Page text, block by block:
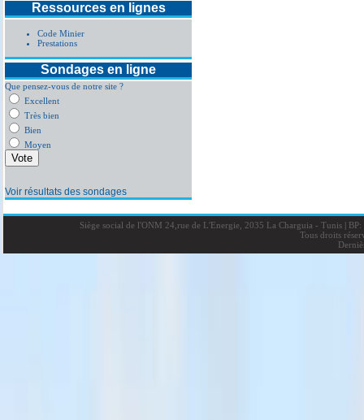
Ressources en lignes
Code Minier
Prestations
Sondages en ligne
Que pensez-vous de notre site ?
Excellent
Très bien
Bien
Moyen
Voir résultats des sondages
Siège social de l'ONM 24,rue de L'Energie, 2035 La Charguia - Tunis |BP:
Tous droits